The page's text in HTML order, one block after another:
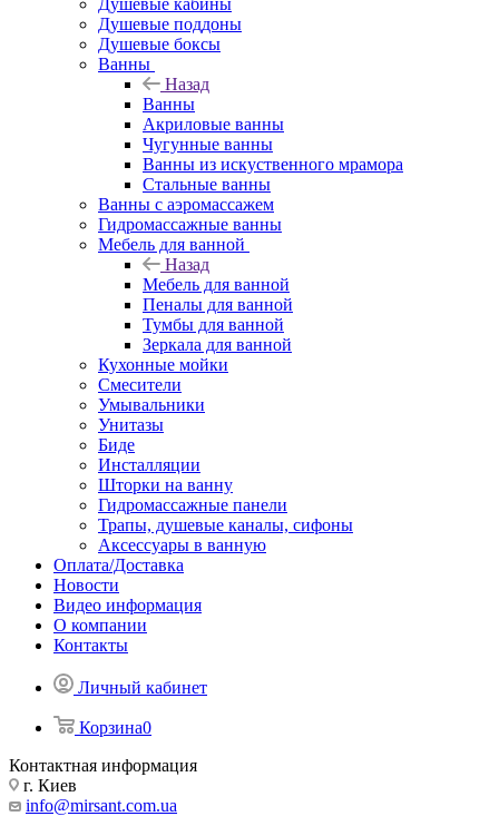
Душевые кабины
Душевые поддоны
Душевые боксы
Ванны
Назад
Ванны
Акриловые ванны
Чугунные ванны
Ванны из искуственного мрамора
Стальные ванны
Ванны с аэромассажем
Гидромассажные ванны
Мебель для ванной
Назад
Мебель для ванной
Пеналы для ванной
Тумбы для ванной
Зеркала для ванной
Кухонные мойки
Смесители
Умывальники
Унитазы
Биде
Инсталляции
Шторки на ванну
Гидромассажные панели
Трапы, душевые каналы, сифоны
Аксессуары в ванную
Оплата/Доставка
Новости
Видео информация
О компании
Контакты
Личный кабинет
Корзина0
Контактная информация
г. Киев
info@mirsant.com.ua